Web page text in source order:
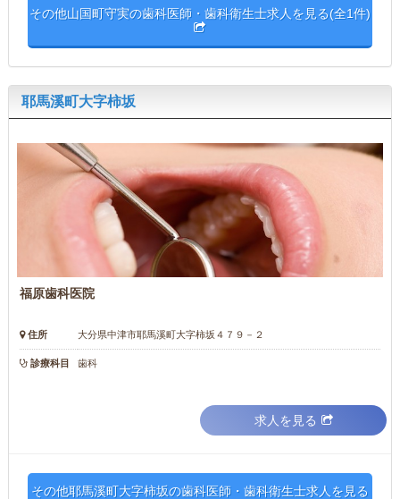
その他山国町守実の歯科医師・歯科衛生士求人を見る(全1件)
耶馬溪町大字柿坂
福原歯科医院
住所 大分県中津市耶馬溪町大字柿坂４７９－２
診療科目 歯科
求人を見る
その他耶馬溪町大字柿坂の歯科医師・歯科衛生士求人を見る